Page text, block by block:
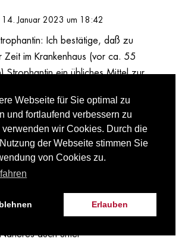
14. Januar 2023 um 18:42
Ich bestätige, daß zu
Zeit im Krankenhaus (vor ca. 55
Strophantin ein übliches Mittel zur
auch heute noch bekommen,
Noch am Rande: Vor ca. 15
noch konnte man die 250 ml-Flasche
für 7,50 Euro bekommen, dann
ich für die gleiche Flasche ca.
Dennoch, es ist mir die Sache
auch unter
Webseite für Sie optimal zu
und fortlaufend verbessern zu
verwenden wir Cookies. Durch die
der Webseite stimmen Sie
von Cookies zu.
Erlauben